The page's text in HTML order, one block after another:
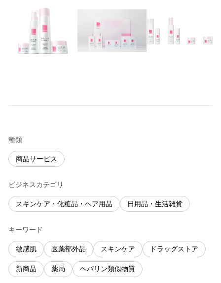
種類
商品サービス
ビジネスカテゴリ
スキンケア・化粧品・ヘア用品 日用品・生活雑貨
キーワード
敏感肌 医薬部外品 スキンケア ドラッグストア
新商品 薬局 ヘパリン類似物質